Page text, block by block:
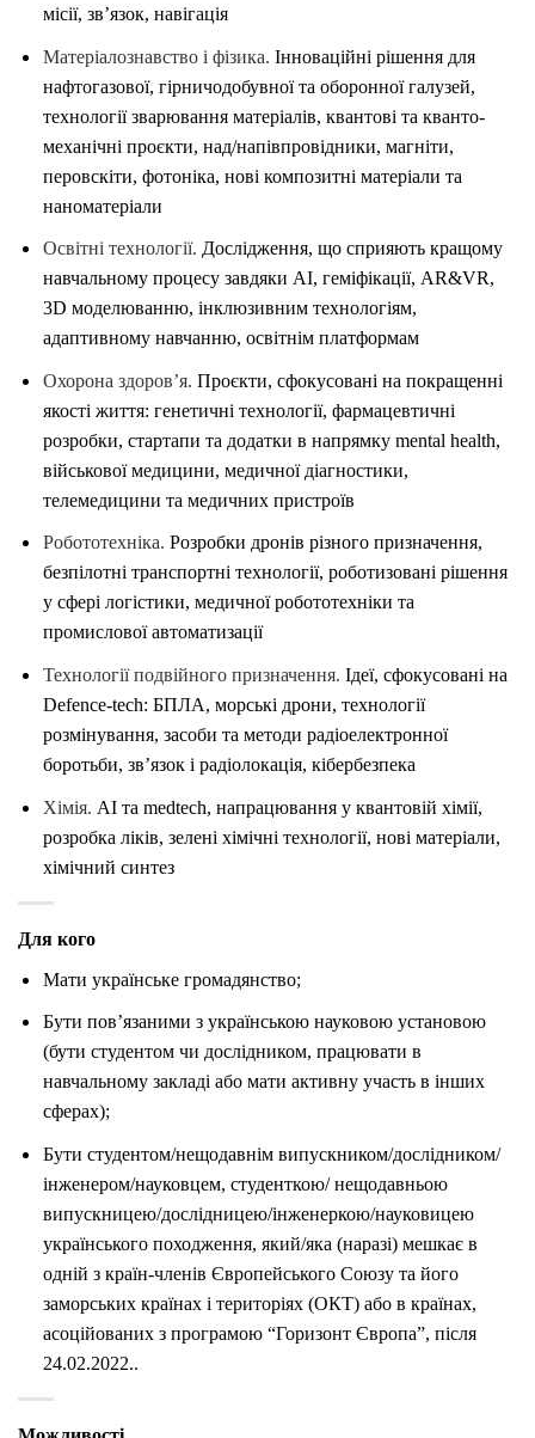
місії, зв’язок, навігація
Матеріалознавство і фізика. Інноваційні рішення для
нафтогазової, гірничодобувної та оборонної галузей,
технології зварювання матеріалів, квантові та кванто-
механічні проєкти, над/напівпровідники, магніти,
перовскіти, фотоніка, нові композитні матеріали та
наноматеріали
Освітні технології. Дослідження, що сприяють кращому
навчальному процесу завдяки AI, геміфікації, AR&VR,
3D моделюванню, інклюзивним технологіям,
адаптивному навчанню, освітнім платформам
Охорона здоровʼя. Проєкти, сфокусовані на покращенні
якості життя: генетичні технології, фармацевтичні
розробки, стартапи та додатки в напрямку mental health,
військової медицини, медичної діагностики,
телемедицини та медичних пристроїв
Робототехніка. Розробки дронів різного призначення,
безпілотні транспортні технології, роботизовані рішення
у сфері логістики, медичної робототехніки та
промислової автоматизації
Технології подвійного призначення. Ідеї, сфокусовані на
Defence-tech: БПЛА, морські дрони, технології
розмінування, засоби та методи радіоелектронної
боротьби, звʼязок і радіолокація, кібербезпека
Хімія. AI та medtech, напрацювання у квантовій хімії,
розробка ліків, зелені хімічні технології, нові матеріали,
хімічний синтез
Для кого
Мати українське громадянство;
Бути пов’язаними з українською науковою установою
(бути студентом чи дослідником, працювати в
навчальному закладі або мати активну участь в інших
сферах);
Бути студентом/нещодавнім випускником/дослідником/
інженером/науковцем, студенткою/ нещодавньою
випускницею/дослідницею/інженеркою/науковицею
українського походження, який/яка (наразі) мешкає в
одній з країн-членів Європейського Союзу та його
заморських країнах і територіях (ОКТ) або в країнах,
асоційованих з програмою “Горизонт Європа”, після
24.02.2022..